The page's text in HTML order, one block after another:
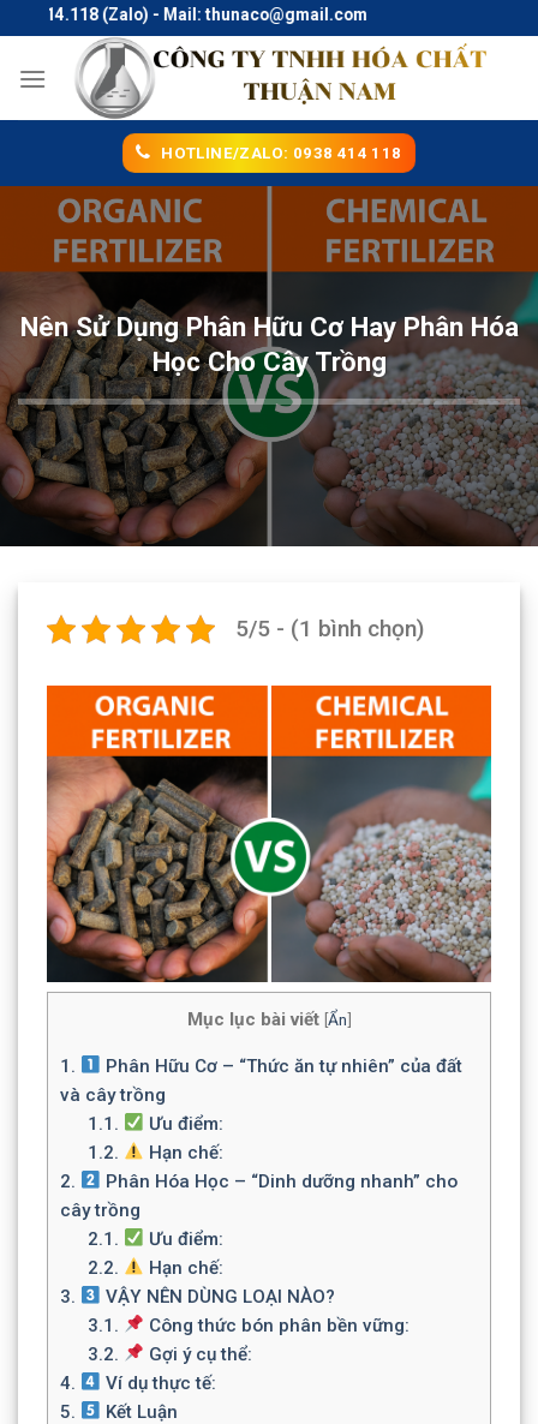
to
content
(Zalo) - Mail: thunaco@gmail.com
HOTLINE/ZALO: 0938 414 118
Nên Sử Dụng Phân Hữu Cơ Hay Phân Hóa
Học Cho Cây Trồng
5/5 - (1 bình chọn)
Mục lục bài viết [Ẩn]
1.
Phân Hữu Cơ – “Thức ăn tự nhiên” của đất
và cây trồng
1.1.
Ưu điểm:
1.2.
Hạn chế:
2.
Phân Hóa Học – “Dinh dưỡng nhanh” cho
cây trồng
2.1.
Ưu điểm:
2.2.
Hạn chế:
3.
VẬY NÊN DÙNG LOẠI NÀO?
3.1.
Công thức bón phân bền vững:
3.2.
Gợi ý cụ thể:
4.
Ví dụ thực tế:
5.
Kết Luận